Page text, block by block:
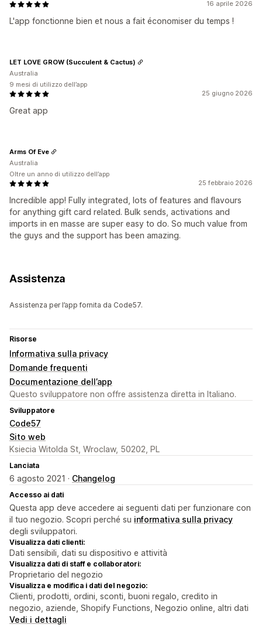
16 aprile 2026
L'app fonctionne bien et nous a fait économiser du temps !
25 giugno 2026
Great app
LET LOVE GROW (Succulent & Cactus)
Australia
9 mesi di utilizzo dell’app
25 febbraio 2026
Incredible app! Fully integrated, lots of features and flavours
for anything gift card related. Bulk sends, activations and
imports in en masse are super easy to do. So much value from
the guys and the support has been amazing.
Arms Of Eve
Australia
Oltre un anno di utilizzo dell’app
Assistenza
Assistenza per l’app fornita da Code57.
Risorse
Informativa sulla privacy
Domande frequenti
Documentazione dell’app
Questo sviluppatore non offre assistenza diretta in Italiano.
Sviluppatore
Code57
Sito web
Ksiecia Witolda St, Wroclaw, 50202, PL
Lanciata
6 agosto 2021 · Changelog
Accesso ai dati
Questa app deve accedere ai seguenti dati per funzionare con
il tuo negozio. Scopri perché su informativa sulla privacy
degli sviluppatori.
Visualizza dati clienti:
Dati sensibili, dati su dispositivo e attività
Visualizza dati di staff e collaboratori:
Proprietario del negozio
Visualizza e modifica i dati del negozio:
Clienti, prodotti, ordini, sconti, buoni regalo, credito in
negozio, aziende, Shopify Functions, Negozio online, altri dati
Vedi i dettagli